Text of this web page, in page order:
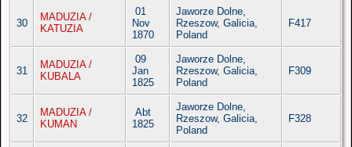
30
MADUZIA /
KATUZIA
01
Nov
1870
Jaworze Dolne,
Rzeszow, Galicia,
Poland
F417
31
MADUZIA /
KUBALA
09
Jan
1825
Jaworze Dolne,
Rzeszow, Galicia,
Poland
F309
32
MADUZIA /
KUMAN
Abt
1825
Jaworze Dolne,
Rzeszow, Galicia,
Poland
F328